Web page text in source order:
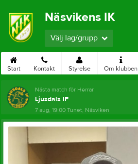
Näsvikens IK
Välj lag/grupp
Start Kontakt Styrelse Om klubben
Nästa match för Herrar
Ljusdals IF
7 aug, 19:00Tunet, Näsviken